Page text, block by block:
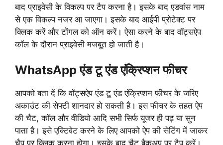
बाद प्राइवेसी के विकल्प पर टैप करना है। इसके बाद एडवांस नाम
से एक विकल्प नजर आ जाएगा। इसके बाद आईपी प्रोटेक्ट पर
क्लिक करें और टोंगल को ऑन करें। ऐसा करने के बाद वॉट्सऐप
कॉल के दौरान प्राइवेसी मजबूत हो जाती है।
WhatsApp एंड टू एंड एंक्रिप्शन फीचर
आपको बता दें कि वॉट्सऐप एंड टू एंड एंक्रिप्शन फीचर के जरिए
अकाउंट की सेफ्टी शानदार हो सकती है। इस फीचर के तहत ऐप
की चैट, कॉल और वीडियो आदि सभी सिर्फ यूजर ही पढ़ या सुन
पाता है। इसे एक्टिवेट करने के लिए आपको ऐप की सेटिंग में जाकर